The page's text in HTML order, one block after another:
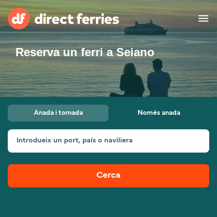
Països
Bitllets de Ferry
Ferris
Reserva un ferri a Seiano
Anada i tornada Només anada
Introdueix un port, país o naviliera
Cerca